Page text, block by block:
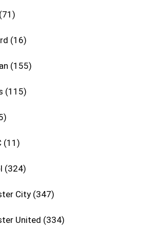
71
16
155
115
11
324
City 347
United 334